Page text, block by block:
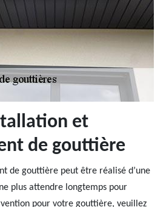
et
de gouttière
de gouttière peut être réalisé d’une
plus attendre longtemps pour
pour votre gouttière, veuillez